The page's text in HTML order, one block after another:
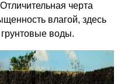
черта
влагой, здесь
воды.